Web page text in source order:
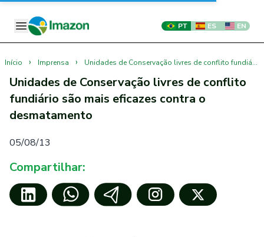
PT ES EN
Início › Imprensa › Unidades de Conservação livres de conflito fundiário são mais eficazes contra o desmatamento
Unidades de Conservação livres de conflito
fundiário são mais eficazes contra o
desmatamento
05/08/13
Compartilhar: